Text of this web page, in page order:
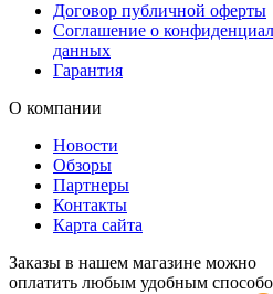
Договор публичной оферты
Соглашение о
данных
Гарантия
О компании
Новости
Обзоры
Партнеры
Контакты
Карта сайта
Заказы в нашем магазине можно
оплатить любым удобным